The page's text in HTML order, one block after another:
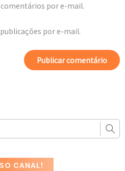
por e-mail.
por e-mail.
CANAL!